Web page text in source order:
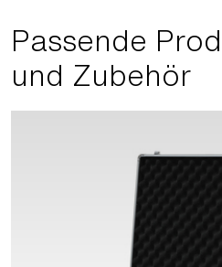
Passende
und Zubehör